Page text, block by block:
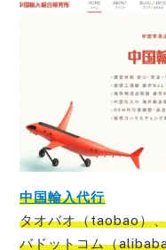
中国輸入代行
タオバオ（taobao）
バドットコム（